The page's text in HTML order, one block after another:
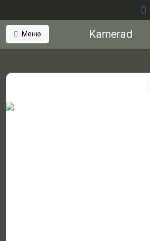
Меню Kamerad